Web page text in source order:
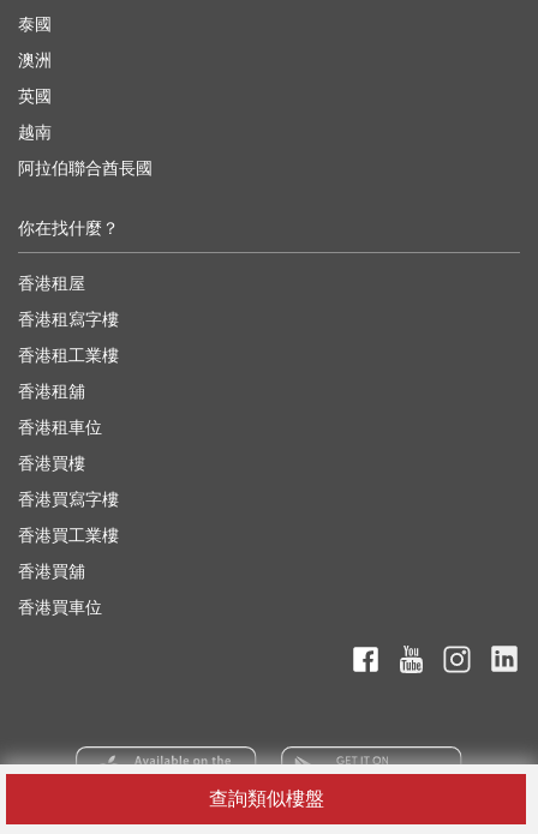
查詢類似樓盤
泰國
澳洲
英國
越南
阿拉伯聯合酋長國
你在找什麼？
香港租屋
香港租寫字樓
香港租工業樓
香港租舖
香港租車位
香港買樓
香港買寫字樓
香港買工業樓
香港買舖
香港買車位